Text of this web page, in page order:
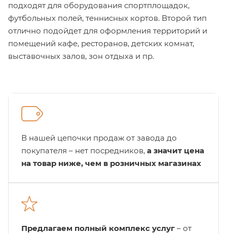
подходят для оборудования спортплощадок,
футбольных полей, теннисных кортов. Второй тип
отлично подойдет для оформления территорий и
помещений кафе, ресторанов, детских комнат,
выставочных залов, зон отдыха и пр.
В нашей цепочки продаж от завода до
покупателя – нет посредников, а значит цена
на товар ниже, чем в розничных магазинах
Предлагаем полный комплекс услуг – от